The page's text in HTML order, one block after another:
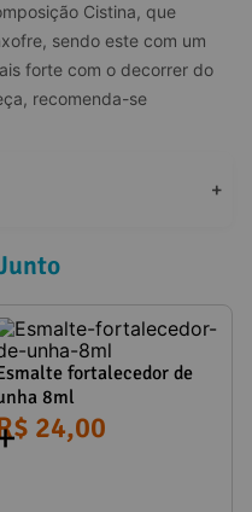
Cistina, que
sendo este com um
forte com o decorrer do
recomenda-se
+
fortalecedor de
8ml
24,00